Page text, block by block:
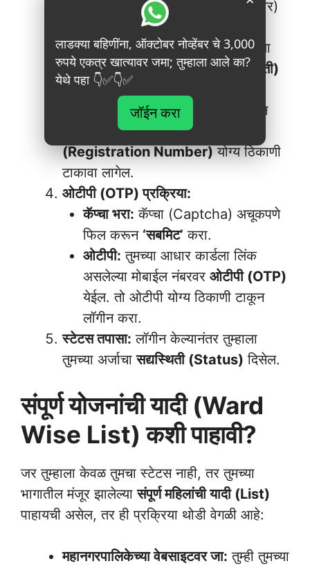
या अधिकृत सांकेतिक स्थळावर (वेबसाइटवर)
भेट द्यावी लागेल.
पर्याय निवडा:वेबसाइटवर गेल्यानंतर तुम्हाला
‘Beneficiary Status’ (लाभार्थी स्थिती)
चा पर्याय दिसेल, त्यावर क्लिक करा.
नोंदणी क्रमांक टाका:एक नवीन पेज ओपन
होईल, जिथे तुम्हाला तुमचानोंदणी क्रमांक
(Registration Number)योग्य ठिकाणी
टाकावा लागेल.
ओटीपी (OTP) प्रक्रिया:
कॅप्चा भरा: कॅप्चा (Captcha) अचूकपणे
फिल करून ‘सबमिट’ करा.
ओटीपी: तुमच्या आधार कार्डला लिंक
असलेल्या मोबाईल नंबरवर ओटीपी (OTP)
येईल. तो ओटीपी योग्य ठिकाणी टाकून
लॉगीन करा.
स्टेटस तपासा: लॉगीन केल्यानंतर तुम्हाला
तुमच्या अर्जाचासद्यस्थिती (Status) दिसेल.
संपूर्ण योजनांची यादी (Ward
Wise List) कशी पाहावी?
जर तुम्हाला केवळ तुमचा स्टेटस नाही, तर तुमच्या
भागातील मंजूर झालेल्यासंपूर्ण महिलांची यादी (List)
पाहायची असेल, तर ही प्रक्रिया थोडी वेगळी आहे:
महानगरपालिकेच्या वेबसाइटवर जा: तुम्ही तुमच्या
लाडक्या बहिणींना, ऑक्टोबर नोव्हेंबर चे 3,000
रुपये एकत्र खात्यावर जमा; तुम्हाला आले का?
येथे पहा 👇✅👇✅
जॉईन करा